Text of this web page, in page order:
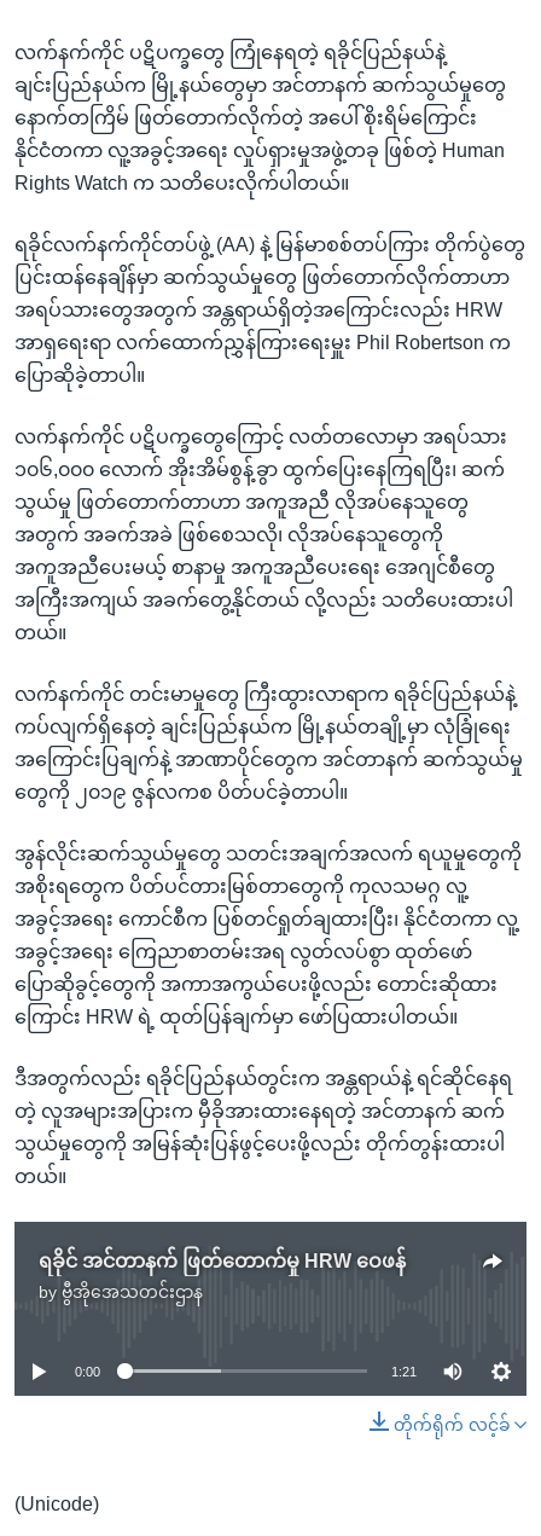
ရန်
ရှာဖွေ
ရန်
နေရာ
သို့
ရန်
ဘာသာစကားများ
လက်နက်ကိုင် ပဋိပက္ခတွေ ကြုံနေရတဲ့ ရခိုင်ပြည်နယ်နဲ့
ချင်းပြည်နယ်က မြို့နယ်တွေမှာ အင်တာနက် ဆက်သွယ်မှုတွေ
နောက်တကြိမ် ဖြတ်တောက်လိုက်တဲ့ အပေါ် စိုးရိမ်ကြောင်း
နိုင်ငံတကာ လူ့အခွင့်အရေး လှုပ်ရှားမှုအဖွဲ့တခု ဖြစ်တဲ့ Human
Rights Watch က သတိပေးလိုက်ပါတယ်။
ရခိုင်လက်နက်ကိုင်တပ်ဖွဲ့ (AA) နဲ့ မြန်မာစစ်တပ်ကြား တိုက်ပွဲတွေ
ပြင်းထန်နေချိန်မှာ ဆက်သွယ်မှုတွေ ဖြတ်တောက်လိုက်တာဟာ
အရပ်သားတွေအတွက် အန္တရာယ်ရှိတဲ့အကြောင်းလည်း HRW
အာရှရေးရာ လက်ထောက်ညွှန်ကြားရေးမှူး Phil Robertson က
ပြောဆိုခဲ့တာပါ။
လက်နက်ကိုင် ပဋိပက္ခတွေကြောင့် လတ်တလောမှာ အရပ်သား
၁၀၆,၀၀၀ လောက် အိုးအိမ်စွန့်ခွာ ထွက်ပြေးနေကြရပြီး၊ ဆက်
သွယ်မှု ဖြတ်တောက်တာဟာ အကူအညီ လိုအပ်နေသူတွေ
အတွက် အခက်အခဲ ဖြစ်စေသလို၊ လိုအပ်နေသူတွေကို
အကူအညီပေးမယ့် စာနာမှု အကူအညီပေးရေး အေဂျင်စီတွေ
အကြီးအကျယ် အခက်တွေ့နိုင်တယ် လို့လည်း သတိပေးထားပါ
တယ်။
လက်နက်ကိုင် တင်းမာမှုတွေ ကြီးထွားလာရာက ရခိုင်ပြည်နယ်နဲ့
ကပ်လျက်ရှိနေတဲ့ ချင်းပြည်နယ်က မြို့နယ်တချို့မှာ လုံခြုံရေး
အကြောင်းပြချက်နဲ့ အာဏာပိုင်တွေက အင်တာနက် ဆက်သွယ်မှု
တွေကို ၂၀၁၉ ဇွန်လကစ ပိတ်ပင်ခဲ့တာပါ။
အွန်လိုင်းဆက်သွယ်မှုတွေ သတင်းအချက်အလက် ရယူမှုတွေကို
အစိုးရတွေက ပိတ်ပင်တားမြစ်တာတွေကို ကုလသမဂ္ဂ လူ့
အခွင့်အရေး ကောင်စီက ပြစ်တင်ရှုတ်ချထားပြီး၊ နိုင်ငံတကာ လူ့
အခွင့်အရေး ကြေညာစာတမ်းအရ လွတ်လပ်စွာ ထုတ်ဖော်
ပြောဆိုခွင့်တွေကို အကာအကွယ်ပေးဖို့လည်း တောင်းဆိုထား
ကြောင်း HRW ရဲ့ ထုတ်ပြန်ချက်မှာ ဖော်ပြထားပါတယ်။
ဒီအတွက်လည်း ရခိုင်ပြည်နယ်တွင်းက အန္တရာယ်နဲ့ ရင်ဆိုင်နေရ
တဲ့ လူအများအပြားက မှီခိုအားထားနေရတဲ့ အင်တာနက် ဆက်
သွယ်မှုတွေကို အမြန်ဆုံးပြန်ဖွင့်ပေးဖို့လည်း တိုက်တွန်းထားပါ
တယ်။
ရခိုင် အင်တာနက် ဖြတ်တောက်မှု HRW ဝေဖန်
by ဗွီအိုအေသတင်းဌာန
No media source currently available
0:00 1:21
တိုက်ရိုက် လင့်ခ်
(Unicode)